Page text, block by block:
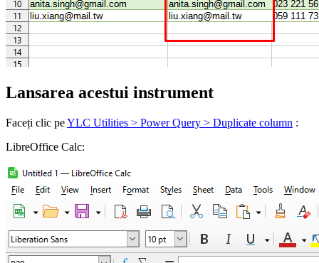
Lansarea acestui instrument
Faceți clic peYLC Utilities > Power Query > Duplicate column :
LibreOffice Calc: